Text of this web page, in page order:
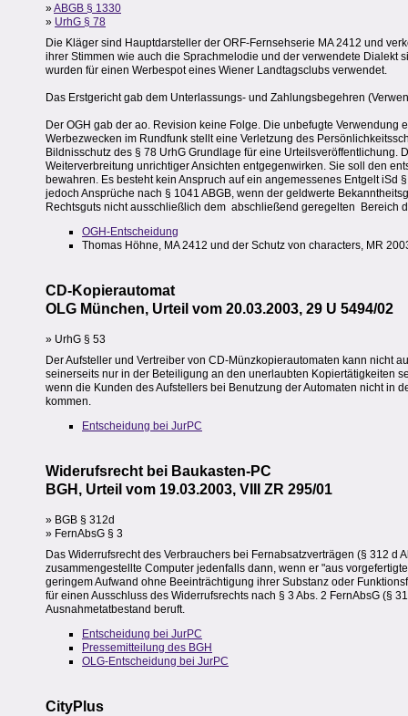
»ABGB § 1330
» UrhG § 78
Die Kläger sind Hauptdarsteller der ORF-Fernsehserie MA 2412 und
ihrer Stimmen wie auch die Sprachmelodie und der verwendete Dialekt
wurden für einen Werbespot eines Wiener Landtagsclubs verwendet.
Das Erstgericht gab dem Unterlassungs- und Zahlungsbegehren
Der OGH gab der ao. Revision keine Folge. Die unbefugte
Werbezwecken im Rundfunk stellt eine Verletzung des
Bildnisschutz des § 78 UrhG Grundlage für eine
Weiterverbreitung unrichtiger Ansichten entgegenwirken. Sie soll den
bewahren. Es besteht kein Anspruch auf ein angemessenes Entgelt
jedoch Ansprüche nach § 1041 ABGB, wenn der geldwerte
Rechtsguts nicht ausschließlich dem  abschließend geregelten  Bereich
OGH-Entscheidung
Thomas Höhne, MA 2412 und der Schutz von characters, MR
CD-Kopierautomat
OLG München, Urteil vom 20.03.2003, 29 U 5494/02
» UrhG § 53
Der Aufsteller und Vertreiber von CD-Münzkopierautomaten kann nicht
seinerseits nur in der Beteiligung an den unerlaubten Kopiertätigkeiten
wenn die Kunden des Aufstellers bei Benutzung der Automaten nicht in
kommen.
Entscheidung bei JurPC
Widerufsrecht bei Baukasten-PC
BGH, Urteil vom 19.03.2003, VIII ZR 295/01
» BGB § 312d
» FernAbsG § 3
Das Widerrufsrecht des Verbrauchers bei Fernabsatzverträgen (§ 312
zusammengestellte Computer jedenfalls dann, wenn er "aus
geringem Aufwand ohne Beeinträchtigung ihrer Substanz oder
für einen Ausschluss des Widerrufsrechts nach § 3 Abs. 2 FernAbsG (§
Ausnahmetatbestand beruft.
Entscheidung bei JurPC
Pressemitteilung des BGH
OLG-Entscheidung bei JurPC
CityPlus